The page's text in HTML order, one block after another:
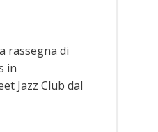
rassegna di
in
Jazz Club dal